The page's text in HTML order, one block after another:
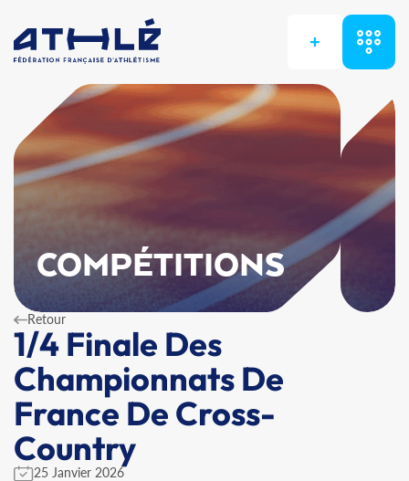
+
COMPÉTITIONS
Retour
1/4 Finale Des
Championnats De
France De Cross-
Country
25 Janvier 2026